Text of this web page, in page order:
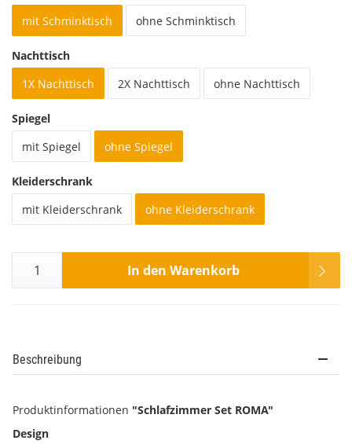
mit Schminktisch
ohne Schminktisch
Nachttisch
1X Nachttisch
2X Nachttisch ohne Nachttisch
Spiegel
mit Spiegel
ohne Spiegel
Kleiderschrank
mit Kleiderschrank
ohne Kleiderschrank
In den Warenkorb
Beschreibung
Produktinformationen "Schlafzimmer Set ROMA"
Design